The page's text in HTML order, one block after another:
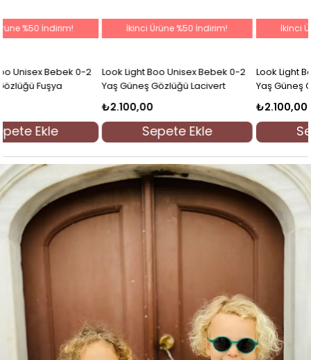
Look Light Will Unisex Çocuk 2-6
Yaş Güneş Gözlüğü Yeşil
Sepete Ekle
İkinci Ürüne %50 İndirim!
Look Light Will Unisex Çocuk 2-6
Yaş Güneş Gözlüğü İndigo
Sepete Ekle
İkinci Ürüne %50 İndirim!